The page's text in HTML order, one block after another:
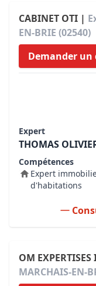
CABINET OTI |
EN-BRIE (02540)
Demander un
Expert
THOMAS
Compétences
Expert
d'habitations
OM
MARCHAIS-EN-